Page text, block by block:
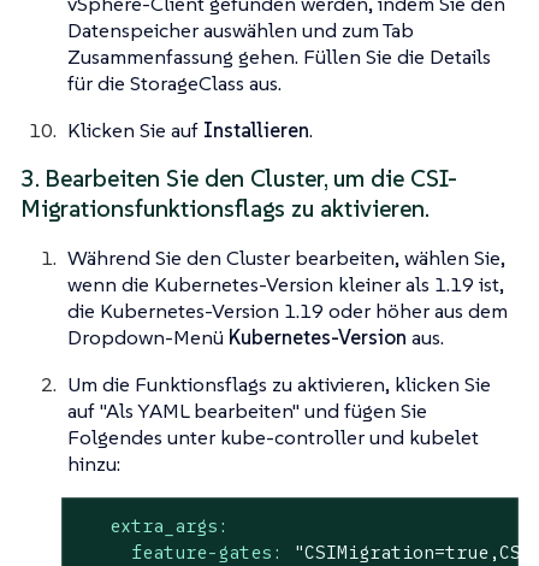
Datenspeicher auswählen und zum Tab
Zusammenfassung gehen. Füllen Sie die Details
für die StorageClass aus.
Klicken Sie auf Installieren.
3. Bearbeiten Sie den Cluster, um die CSI-
Migrationsfunktionsflags zu aktivieren.
Während Sie den Cluster bearbeiten, wählen Sie,
wenn die Kubernetes-Version kleiner als 1.19 ist,
die Kubernetes-Version 1.19 oder höher aus dem
Dropdown-Menü Kubernetes-Version aus.
Um die Funktionsflags zu aktivieren, klicken Sie
auf "Als YAML bearbeiten" und fügen Sie
Folgendes unter kube-controller und kubelet
hinzu:
extra_args:
feature-gates: